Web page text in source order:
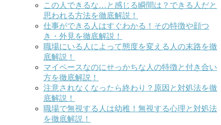
この人できるな…と感じる瞬間は？できる人だと
思われる方法を徹底解説！
仕事ができる人はすぐわかる！その特徴や顔つ
き・外見を徹底解説！
職場にいる人によって態度を変える人の末路を徹
底解説！
マイペースなのにせっかちな人の特徴と付き合い
方を徹底解説！
注意されなくなったら終わり？原因と対処法を徹
底解説！
職場で無視する人は幼稚！無視する心理と対処法
を徹底解説！